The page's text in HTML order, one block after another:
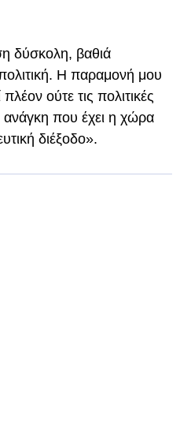
δύσκολη, βαθιά
Η παραμονή μου
ούτε τις πολιτικές
ανάγκη που έχει η χώρα
διέξοδο».